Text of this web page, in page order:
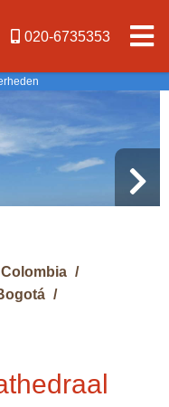
020-6735353
/
/